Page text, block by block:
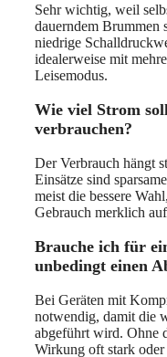
Sehr wichtig, weil
dauerndem Brummen
niedrige
idealerweise mit
Leisemodus.
Wie viel Strom
verbrauchen?
Der Verbrauch hängt
Einsätze sind
meist die bessere
Gebrauch merklich
Brauche ich für
unbedingt einen
Bei Geräten mit
notwendig, damit die
abgeführt wird. Ohne
Wirkung oft stark